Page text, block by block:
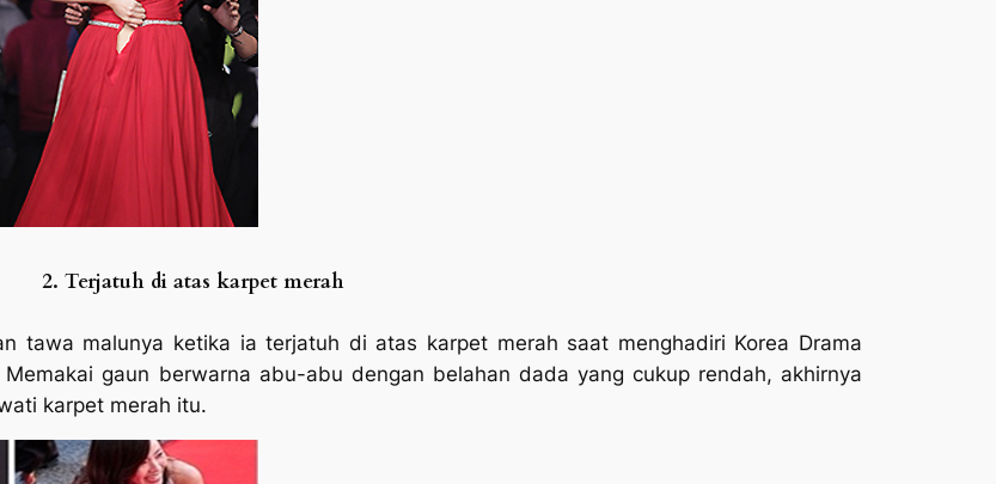
2. Terjatuh di atas karpet merah
tawa malunya ketika ia terjatuh di atas karpet merah saat menghadiri Korea Drama
gaun berwarna abu-abu dengan belahan dada yang cukup rendah, akhirnya
karpet merah itu.